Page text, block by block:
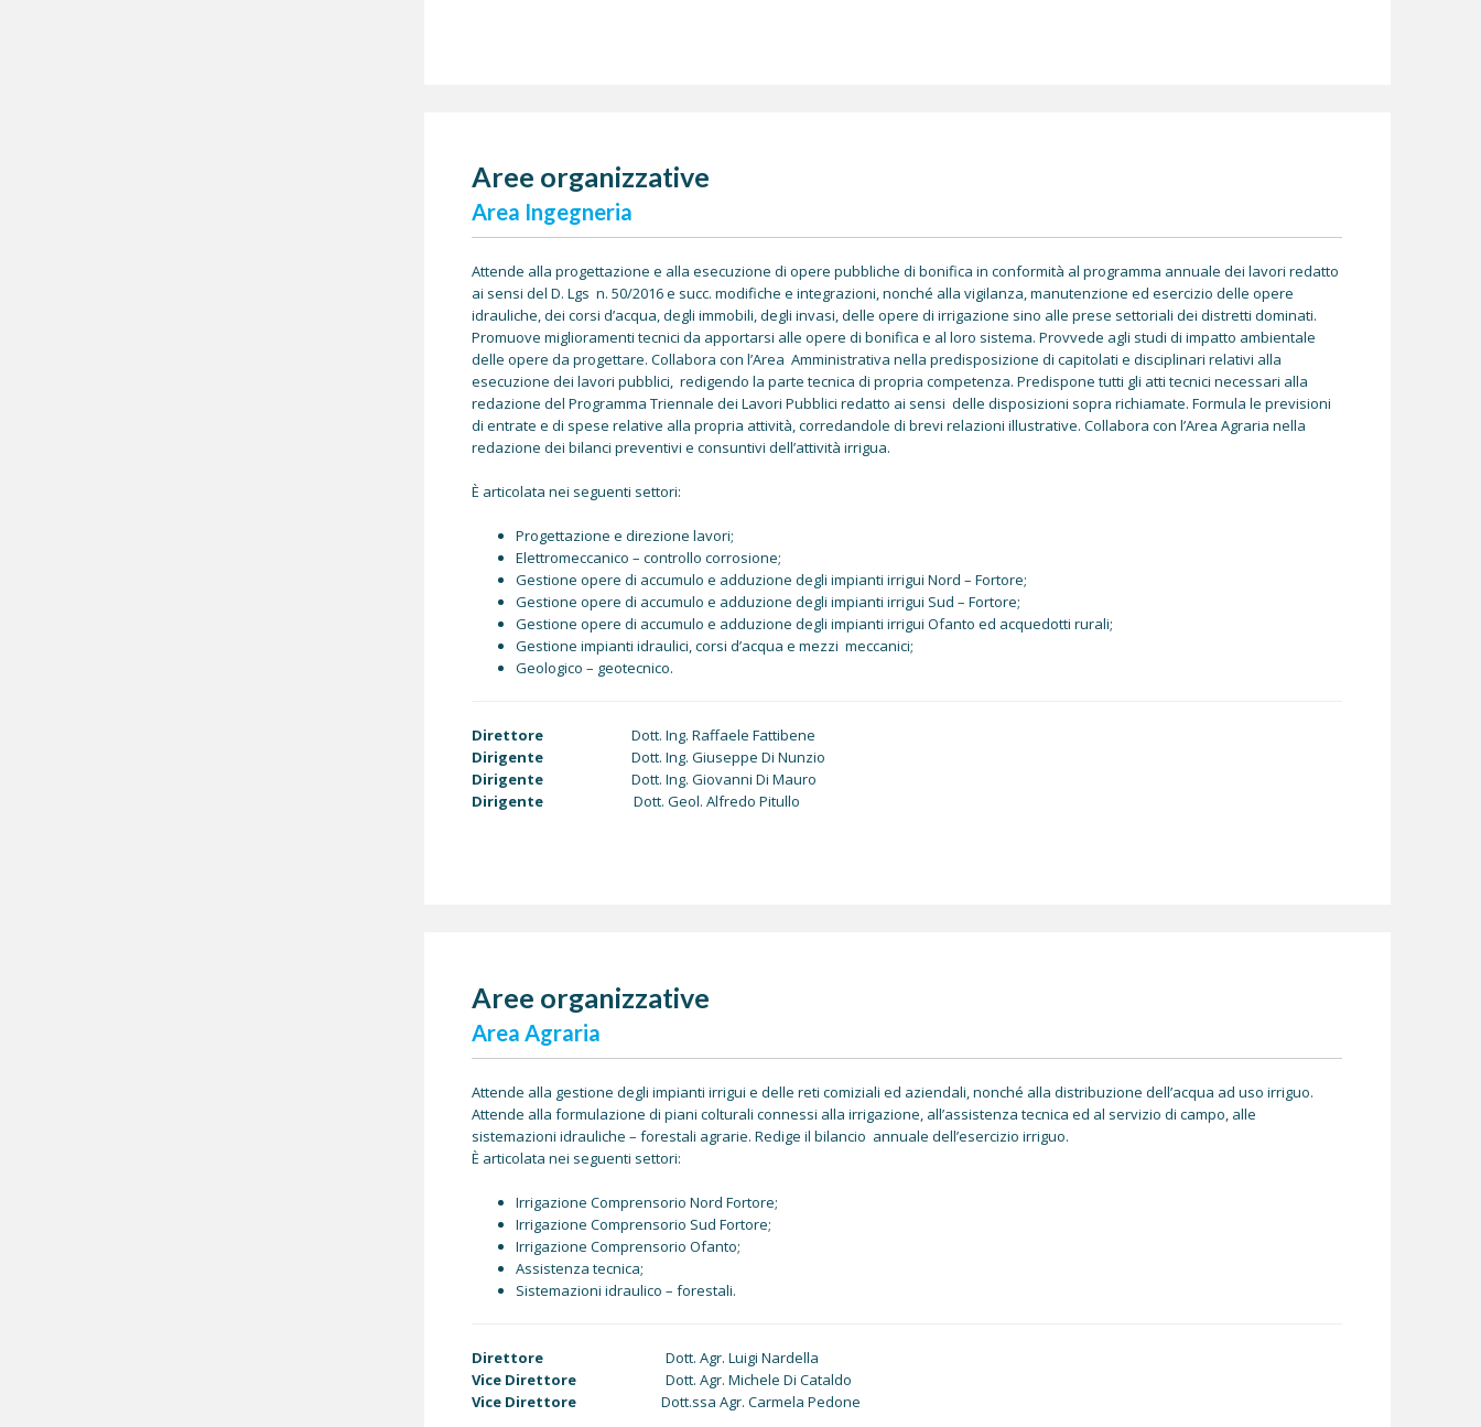
Aree organizzative
Area Ingegneria
Attende alla progettazione e alla esecuzione di opere pubbliche di bonifica in conformità al programma annuale dei lavori redatto
ai sensi del D. Lgs n. 50/2016 e succ. modifiche e integrazioni, nonché alla vigilanza, manutenzione ed esercizio delle opere
idrauliche, dei corsi d’acqua, degli immobili, degli invasi, delle opere di irrigazione sino alle prese settoriali dei distretti dominati.
Promuove miglioramenti tecnici da apportarsi alle opere di bonifica e al loro sistema. Provvede agli studi di impatto ambientale
delle opere da progettare. Collabora con l’Area Amministrativa nella predisposizione di capitolati e disciplinari relativi alla
esecuzione dei lavori pubblici, redigendo la parte tecnica di propria competenza. Predispone tutti gli atti tecnici necessari alla
redazione del Programma Triennale dei Lavori Pubblici redatto ai sensi delle disposizioni sopra richiamate. Formula le previsioni
di entrate e di spese relative alla propria attività, corredandole di brevi relazioni illustrative. Collabora con l’Area Agraria nella
redazione dei bilanci preventivi e consuntivi dell’attività irrigua.
È articolata nei seguenti settori:
Progettazione e direzione lavori;
Elettromeccanico – controllo corrosione;
Gestione opere di accumulo e adduzione degli impianti irrigui Nord – Fortore;
Gestione opere di accumulo e adduzione degli impianti irrigui Sud – Fortore;
Gestione opere di accumulo e adduzione degli impianti irrigui Ofanto ed acquedotti rurali;
Gestione impianti idraulici, corsi d’acqua e mezzi meccanici;
Geologico – geotecnico.
Direttore
Dott. Ing. Raffaele Fattibene
Dirigente
Dott. Ing. Giuseppe Di Nunzio
Dirigente
Dott. Ing. Giovanni Di Mauro
Dirigente
Dott. Geol. Alfredo Pitullo
Aree organizzative
Area Agraria
Attende alla gestione degli impianti irrigui e delle reti comiziali ed aziendali, nonché alla distribuzione dell’acqua ad uso irriguo.
Attende alla formulazione di piani colturali connessi alla irrigazione, all’assistenza tecnica ed al servizio di campo, alle
sistemazioni idrauliche – forestali agrarie. Redige il bilancio annuale dell’esercizio irriguo.
È articolata nei seguenti settori:
Irrigazione Comprensorio Nord Fortore;
Irrigazione Comprensorio Sud Fortore;
Irrigazione Comprensorio Ofanto;
Assistenza tecnica;
Sistemazioni idraulico – forestali.
Direttore
Dott. Agr. Luigi Nardella
Vice Direttore
Dott. Agr. Michele Di Cataldo
Vice Direttore
Dott.ssa Agr. Carmela Pedone